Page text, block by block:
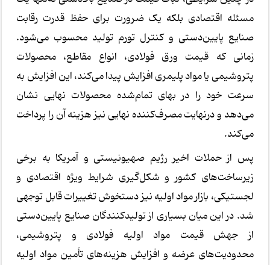
مسئله اقتصادی بلکه یک ضرورت برای حفظ قدرت رقابت
صنایع پایین‌دستی و کنترل تورم تولید محسوب می‌شود.
زمانی که قیمت ورق فولادی، انواع مقاطع، محصولات
پتروشیمی یا مواد پلیمری افزایش پیدا می‌کند، این افزایش به
سرعت خود را در بهای تمام‌شده محصولات نهایی نشان
می‌دهد و درنهایت مصرف‌کننده نهایی نیز هزینه آن را پرداخت
می‌کند.
پس از حملات اخیر رژیم صهیونیستی و آمریکا به برخی
زیرساخت‌های کشور و شکل‌گیری شرایط ویژه اقتصادی و
لجستیکی، بازار مواد اولیه نیز دستخوش تغییرات قابل توجهی
شد. در این میان بسیاری از تولیدکنندگان صنایع پایین‌دستی
از جهش قیمت مواد اولیه فولادی و پتروشیمی،
محدودیت‌های عرضه و افزایش هزینه‌های تأمین مواد اولیه